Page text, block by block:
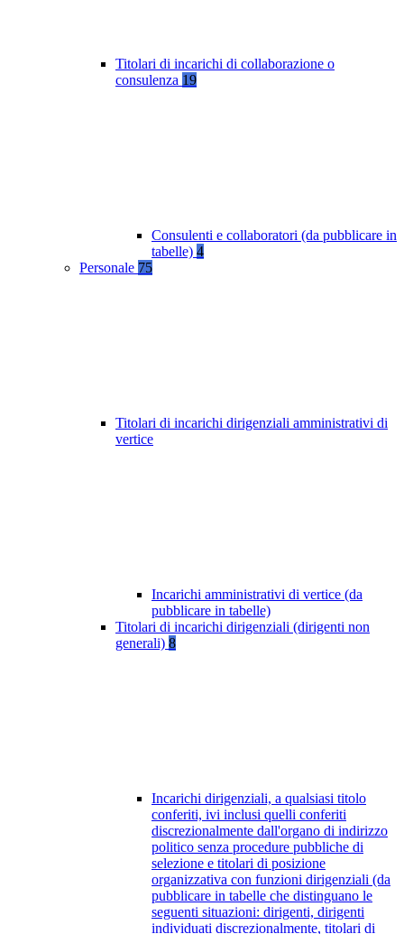
Titolari di incarichi di collaborazione o
consulenza 19
Consulenti e collaboratori (da pubblicare in
tabelle) 4
Personale 75
Titolari di incarichi dirigenziali amministrativi di
vertice
Incarichi amministrativi di vertice (da
pubblicare in tabelle)
Titolari di incarichi dirigenziali (dirigenti non
generali) 8
Incarichi dirigenziali, a qualsiasi titolo
conferiti, ivi inclusi quelli conferiti
discrezionalmente dall'organo di indirizzo
politico senza procedure pubbliche di
selezione e titolari di posizione
organizzativa con funzioni dirigenziali (da
pubblicare in tabelle che distinguano le
seguenti situazioni: dirigenti, dirigenti
individuati discrezionalmente, titolari di